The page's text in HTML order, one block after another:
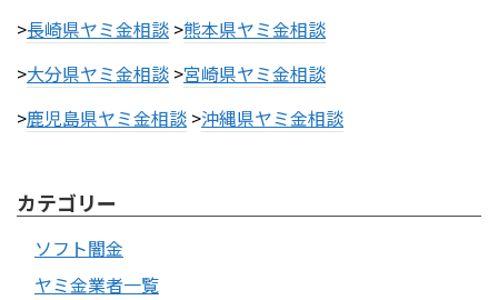
>長崎県ヤミ金相談 >熊本県ヤミ金相談
>大分県ヤミ金相談 >宮崎県ヤミ金相談
>鹿児島県ヤミ金相談 >沖縄県ヤミ金相談
カテゴリー
ソフト闇金
ヤミ金業者一覧